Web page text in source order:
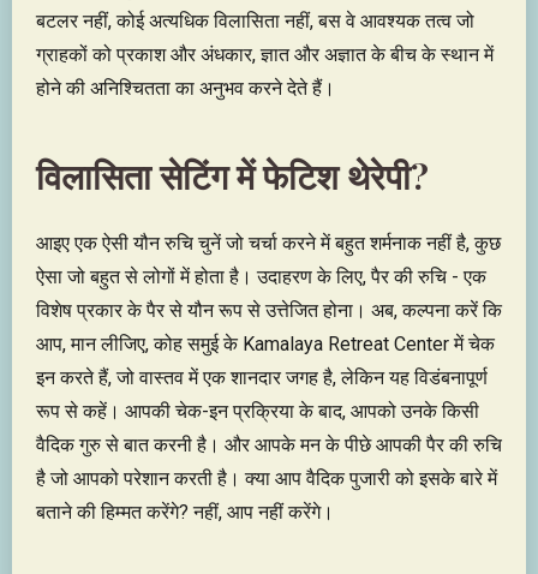
बटलर नहीं, कोई अत्यधिक विलासिता नहीं, बस वे आवश्यक तत्व जो
ग्राहकों को प्रकाश और अंधकार, ज्ञात और अज्ञात के बीच के स्थान में
होने की अनिश्चितता का अनुभव करने देते हैं।
विलासिता सेटिंग में फेटिश थेरेपी?
आइए एक ऐसी यौन रुचि चुनें जो चर्चा करने में बहुत शर्मनाक नहीं है, कुछ
ऐसा जो बहुत से लोगों में होता है। उदाहरण के लिए, पैर की रुचि - एक
विशेष प्रकार के पैर से यौन रूप से उत्तेजित होना। अब, कल्पना करें कि
आप, मान लीजिए, कोह समुई के Kamalaya Retreat Center में चेक
इन करते हैं, जो वास्तव में एक शानदार जगह है, लेकिन यह विडंबनापूर्ण
रूप से कहें। आपकी चेक-इन प्रक्रिया के बाद, आपको उनके किसी
वैदिक गुरु से बात करनी है। और आपके मन के पीछे आपकी पैर की रुचि
है जो आपको परेशान करती है। क्या आप वैदिक पुजारी को इसके बारे में
बताने की हिम्मत करेंगे? नहीं, आप नहीं करेंगे।